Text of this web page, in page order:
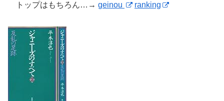
トップはもちろん…→ geinou ranking